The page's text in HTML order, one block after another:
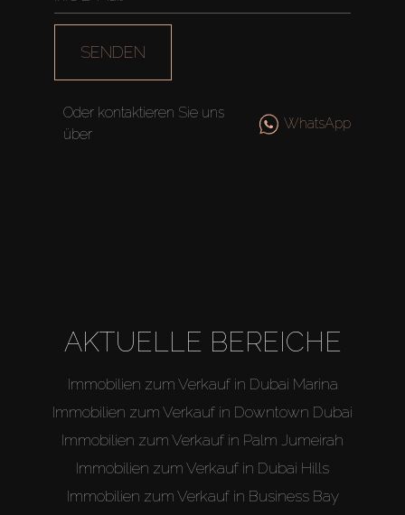
SENDEN
Oder kontaktieren Sie uns
über
WhatsApp
AKTUELLE BEREICHE
Immobilien zum Verkauf in Dubai Marina
Immobilien zum Verkauf in Downtown Dubai
Immobilien zum Verkauf in Palm Jumeirah
Immobilien zum Verkauf in Dubai Hills
Immobilien zum Verkauf in Business Bay